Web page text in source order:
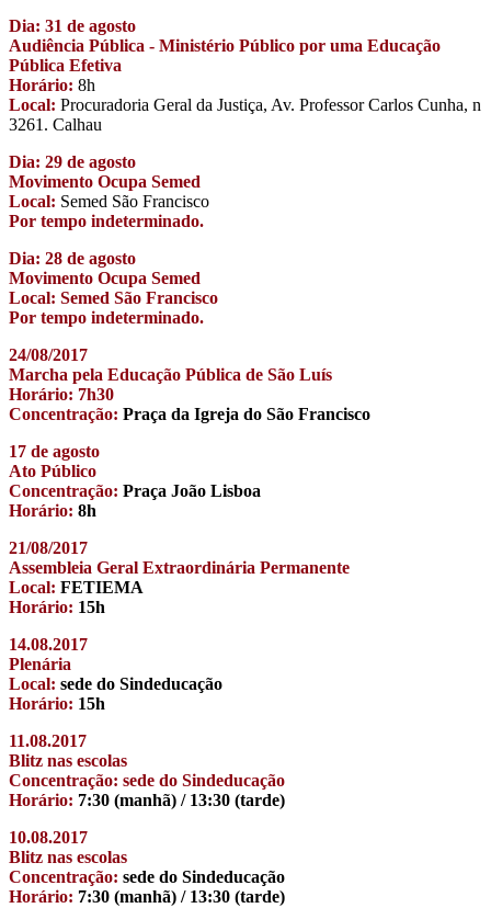
Dia: 31 de agosto
Audiência Pública - Ministério Público por uma Educação
Pública Efetiva
Horário: 8h
Local: Procuradoria Geral da Justiça, Av. Professor Carlos Cunha, n
3261. Calhau
Dia: 29 de agosto
Movimento Ocupa Semed
Local: Semed São Francisco
Por tempo indeterminado.
Dia: 28 de agosto
Movimento Ocupa Semed
Local: Semed São Francisco
Por tempo indeterminado.
24/08/2017
Marcha pela Educação Pública de São Luís
Horário: 7h30
Concentração: Praça da Igreja do São Francisco
17 de agosto
Ato Público
Concentração: Praça João Lisboa
Horário: 8h
21/08/2017
Assembleia Geral Extraordinária Permanente
Local: FETIEMA
Horário: 15h
14.08.2017
Plenária
Local: sede do Sindeducação
Horário: 15h
11.08.2017
Blitz nas escolas
Concentração: sede do Sindeducação
Horário: 7:30 (manhã) / 13:30 (tarde)
10.08.2017
Blitz nas escolas
Concentração: sede do Sindeducação
Horário: 7:30 (manhã) / 13:30 (tarde)